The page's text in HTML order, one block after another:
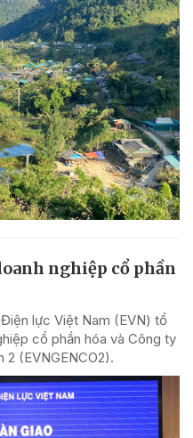
nghiệp cổ phần
lực Việt Nam (EVN) tổ
cổ phần hóa và Công ty
(EVNGENCO2).